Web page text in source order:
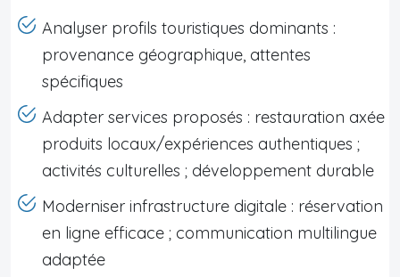
Analyser profils touristiques dominants :
provenance géographique, attentes
spécifiques
Adapter services proposés : restauration axée
produits locaux/expériences authentiques ;
activités culturelles ; développement durable
Moderniser infrastructure digitale : réservation
en ligne efficace ; communication multilingue
adaptée